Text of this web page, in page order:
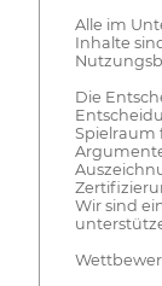
Alle im
Inhalte
Die
Spielraum
Wir sind